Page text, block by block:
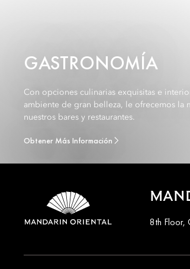
GASTRONOMÍA
Con opciones culinarias exquisitas e
ambiente de gran belleza, le ofrecemos la
nuestros bares y restaurantes.
Obtener Más Información
8th Floor,